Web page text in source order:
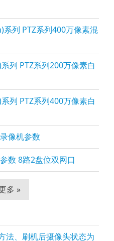
列 PTZ系列400万像素混
列 PTZ系列200万像素白
列 PTZ系列400万像素白
像机参数
数 8路2盘位双网口
多 »
法、刷机后摄像头状态为